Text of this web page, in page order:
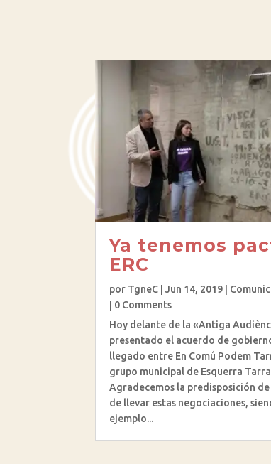
Ya tenemos
ERC
por TgneC |Jun 14, 2019
| 0 Comments
Hoy delante de la «Antiga
presentado el acuerdo de
llegado entre En Comú Podem
grupo municipal de Esquerra
Agradecemos la predisposición de
de llevar estas negociaciones,
ejemplo...